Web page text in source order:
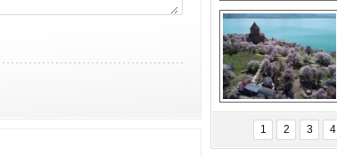
Askeri gemi
mezarlığındaki terk
edilmiş gemilerin
etkileyici
görüntüleri
Ziyaretçisiz kalan
Akdamar Adası
badem çiçekleri ile
görsel bir güzellik
1 2 3 4